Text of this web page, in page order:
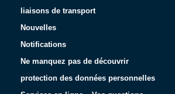
liaisons de transport
Nouvelles
Notifications
Ne manquez pas de découvrir
protection des données personnelles